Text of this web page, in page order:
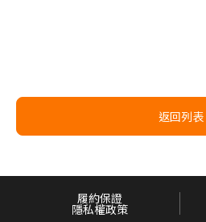
返回列表
履約保證
隱私權政策